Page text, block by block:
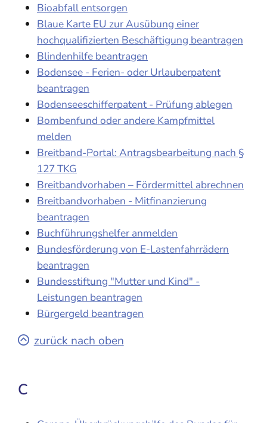
Bioabfall entsorgen
Blaue Karte EU zur Ausübung einer
hochqualifizierten Beschäftigung beantragen
Blindenhilfe beantragen
Bodensee - Ferien- oder Urlauberpatent
beantragen
Bodenseeschifferpatent - Prüfung ablegen
Bombenfund oder andere Kampfmittel
melden
Breitband-Portal: Antragsbearbeitung nach §
127 TKG
Breitbandvorhaben – Fördermittel abrechnen
Breitbandvorhaben - Mitfinanzierung
beantragen
Buchführungshelfer anmelden
Bundesförderung von E-Lastenfahrrädern
beantragen
Bundesstiftung "Mutter und Kind" -
Leistungen beantragen
Bürgergeld beantragen
zurück nach oben
C